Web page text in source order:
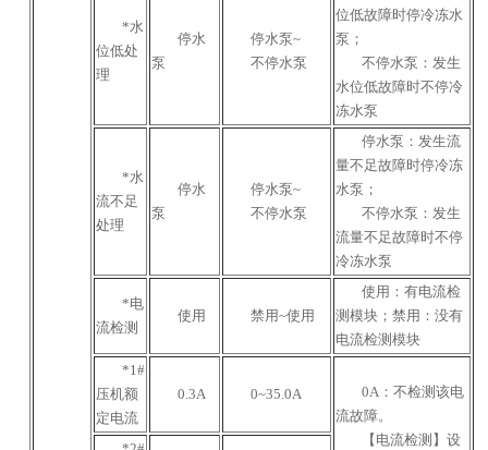
*水
位低处
理
停水
泵
停水泵~
不停水泵
位低故障时停冷冻水
泵；
不停水泵：发生
水位低故障时不停冷
冻水泵
*水
流不足
处理
停水
泵
停水泵~
不停水泵
停水泵：发生流
量不足故障时停冷冻
水泵；
不停水泵：发生
流量不足故障时不停
冷冻水泵
*电
流检测
使用 禁用~使用
使用：有电流检
测模块；禁用：没有
电流检测模块
*1#
压机额
定电流
0.3A 0~35.0A
0A：不检测该电
流故障。
【电流检测】设